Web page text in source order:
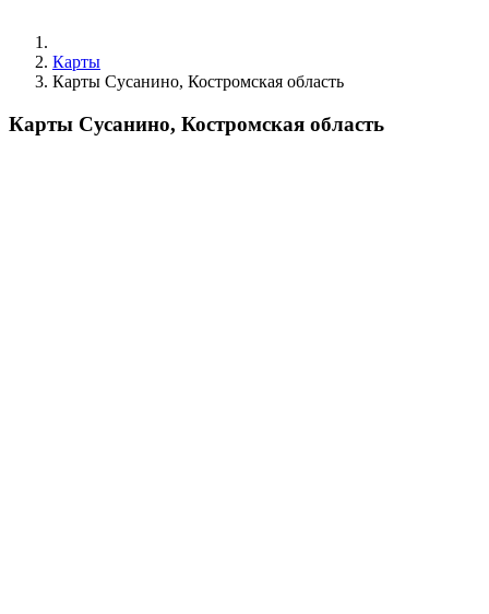
Карты
Карты Сусанино, Костромская область
Карты Сусанино, Костромская область